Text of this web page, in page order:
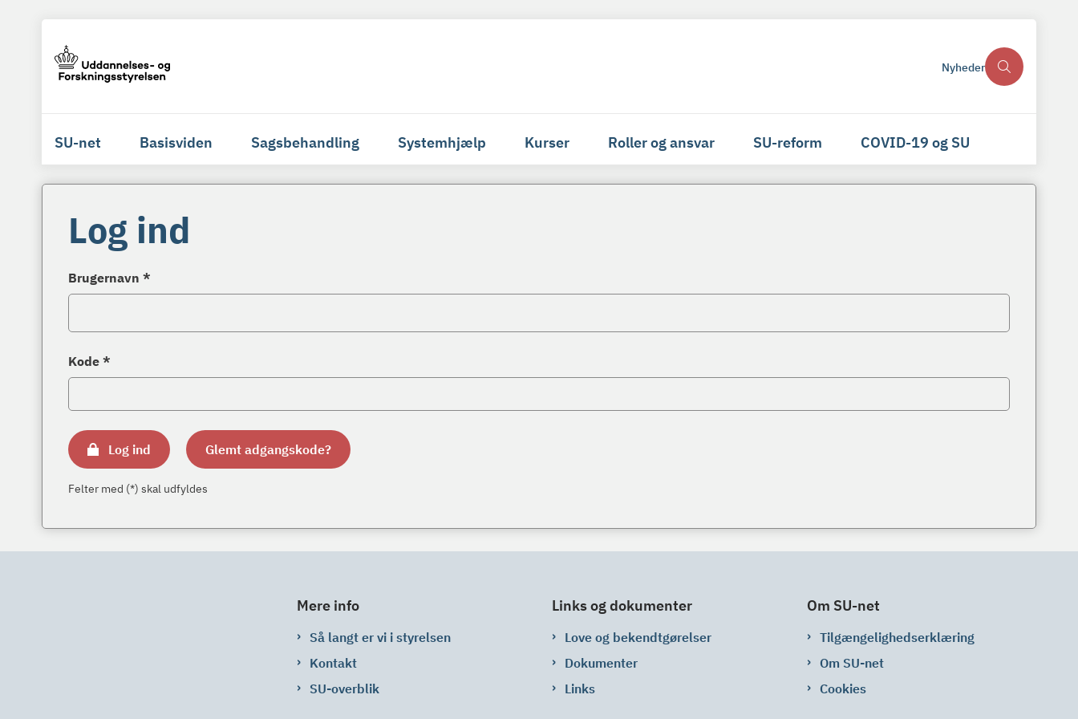
Nyheder
SU-net Basisviden Sagsbehandling Systemhjælp Kurser Roller og ansvar SU-reform COVID-19 og SU
Log ind
Brugernavn *
Kode *
Log ind Glemt adgangskode?
Felter med (*) skal udfyldes
Mere info
Så langt er vi i styrelsen
Kontakt
SU-overblik
Links og dokumenter
Love og bekendtgørelser
Dokumenter
Links
Om SU-net
Tilgængelighedserklæring
Om SU-net
Cookies